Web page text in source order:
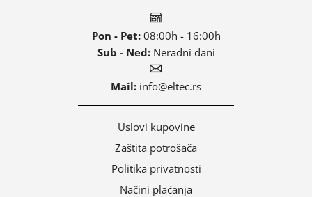
Pon - Pet:08:00h - 16:00h
Sub - Ned:Neradni dani
Mail: info@eltec.rs
Uslovi kupovine
Zaštita potrošača
Politika privatnosti
Načini plaćanja